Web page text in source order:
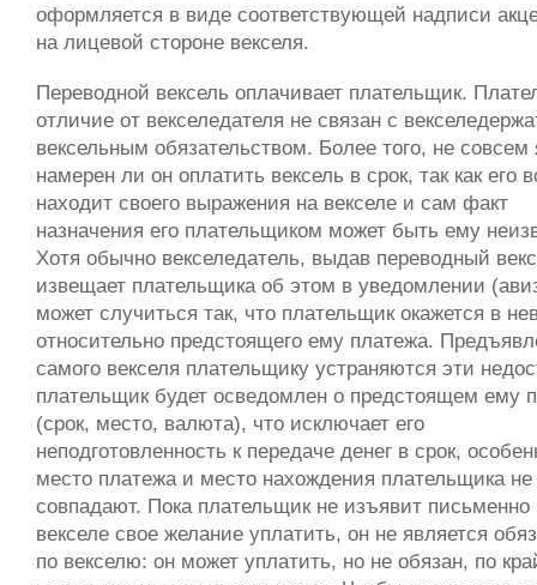
оформляется в виде соответствующей надписи
на лицевой стороне векселя.
Переводной вексель оплачивает плательщик.
отличие от векселедателя не связан с
вексельным обязательством. Более того, не совсем
намерен ли он оплатить вексель в срок, так как его
находит своего выражения на векселе и сам факт
назначения его плательщиком может быть ему
Хотя обычно векселедатель, выдав переводный
извещает плательщика об этом в уведомлении
может случиться так, что плательщик окажется в
относительно предстоящего ему платежа.
самого векселя плательщику устраняются эти
плательщик будет осведомлен о предстоящем ему
(срок, место, валюта), что исключает его
неподготовленность к передаче денег в срок,
место платежа и место нахождения плательщика не
совпадают. Пока плательщик не изъявит письменно
векселе свое желание уплатить, он не является
по векселю: он может уплатить, но не обязан, по